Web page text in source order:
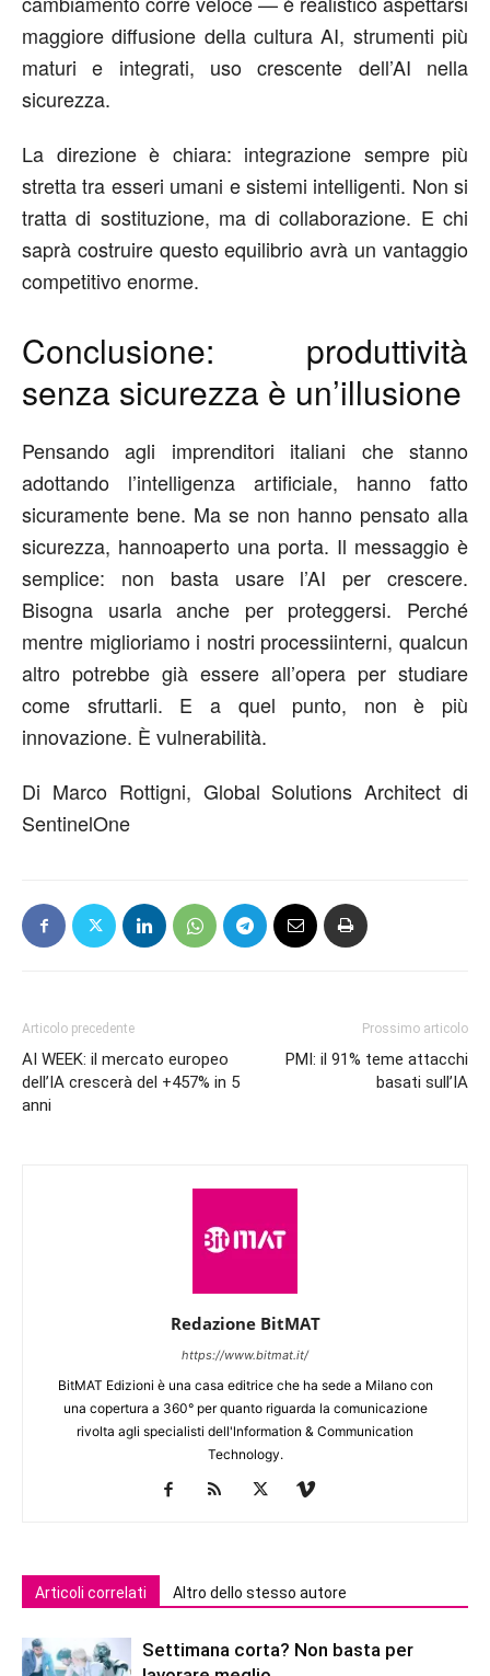
maggiore diffusione della cultura AI, strumenti più
maturi e integrati, uso crescente dell’AI nella
sicurezza.
La direzione è chiara: integrazione sempre più
stretta tra esseri umani e sistemi intelligenti. Non si
tratta di sostituzione, ma di collaborazione. E chi
saprà costruire questo equilibrio avrà un vantaggio
competitivo enorme.
Conclusione: produttività
senza sicurezza è un’illusione
Pensando agli imprenditori italiani che stanno
adottando l’intelligenza artificiale, hanno fatto
sicuramente bene. Ma se non hanno pensato alla
sicurezza, hannoaperto una porta. Il messaggio è
semplice:
non basta usare l’AI per crescere.
Bisogna usarla anche per proteggersi.
Perché
mentre miglioriamo i nostri processiinterni, qualcun
altro potrebbe già essere all’opera per studiare
come sfruttarli.
E a quel punto, non è più
innovazione. È vulnerabilità.
Di Marco Rottigni, Global Solutions Architect di
SentinelOne
Articolo precedente
AI WEEK: il mercato europeo
dell’IA crescerà del +457% in 5
anni
Prossimo articolo
PMI: il 91% teme attacchi
basati sull’IA
Redazione BitMAT
https://www.bitmat.it/
BitMAT Edizioni è una casa editrice che ha sede a Milano con
una copertura a 360° per quanto riguarda la comunicazione
rivolta agli specialisti dell'lnformation & Communication
Technology.
Articoli correlati Altro dello stesso autore
Settimana corta? Non basta per